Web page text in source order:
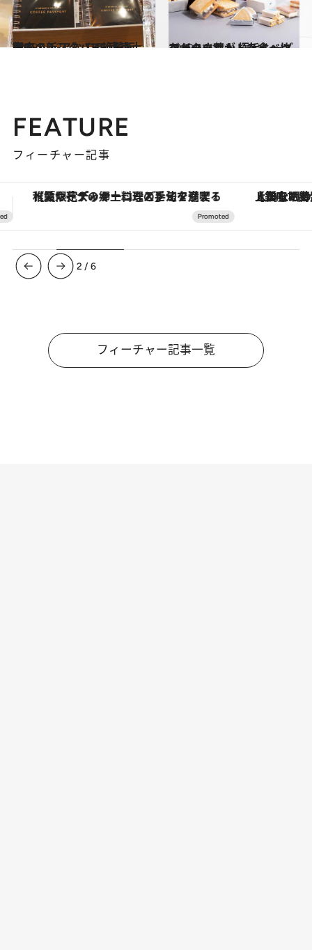
2019.10.2
銀座の新スタバで絶賛販売中！ レアな THE 東京土産
グルメ 2019.11.12
スイーツ芸人・スイーツなかのさんが 極旨レーズンバターサンドを食べ比べ
グルメ
FEATURE
フィーチャー記事
【銀座で出合う最旬美容】美髪ケアや上質な眠り…セルフケアのアップデートから、特別な名入れギフトまで。大人のための「ReFa GINZA」クルーズ
3 /6
フィーチャー記事一覧